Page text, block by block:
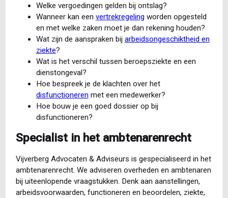
Welke vergoedingen gelden bij ontslag?
Wanneer kan een vertrekregelingworden opgesteld
en met welke zaken moet je dan rekening houden?
Wat zijn de aanspraken bij arbeidsongeschiktheid en
ziekte?
Wat is het verschil tussen beroepsziekte en een
dienstongeval?
Hoe bespreek je de klachten over het
disfunctionerenmet een medewerker?
Hoe bouw je een goed dossier op bij
disfunctioneren?
Specialist in het ambtenarenrecht
Vijverberg Advocaten & Adviseurs is gespecialiseerd in het
ambtenarenrecht. We adviseren overheden en ambtenaren
bij uiteenlopende vraagstukken. Denk aan aanstellingen,
arbeidsvoorwaarden, functioneren en beoordelen, ziekte,